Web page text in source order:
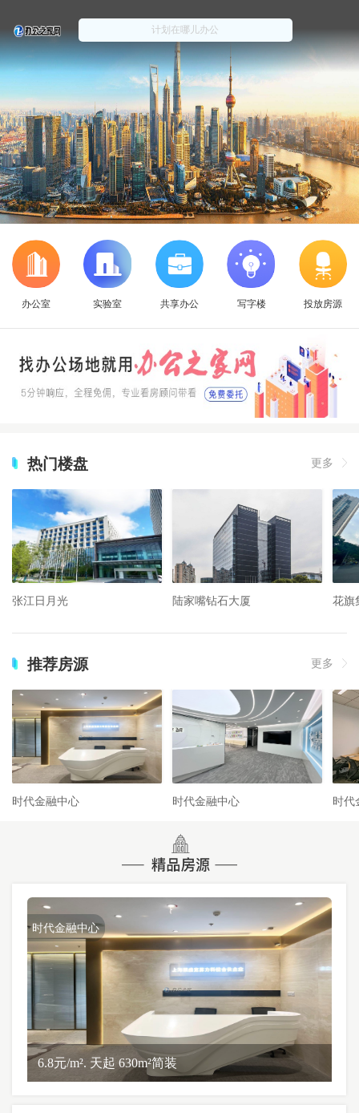
办公室 实验室 共享办公 写字楼 投放房源
热门楼盘 更多
张江日月光 陆家嘴钻石大厦 花旗
推荐房源 更多
时代金融中心 时代金融中心 时代
时代金融中心
6.8元/m². 天起 630m²简装